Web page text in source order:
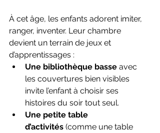
À cet âge, les enfants adorent imiter,
ranger, inventer. Leur chambre
devient un terrain de jeux et
d’apprentissages :
Une bibliothèque basse avec
les couvertures bien visibles
invite l’enfant à choisir ses
histoires du soir tout seul.
Une petite table
d’activités (comme une table